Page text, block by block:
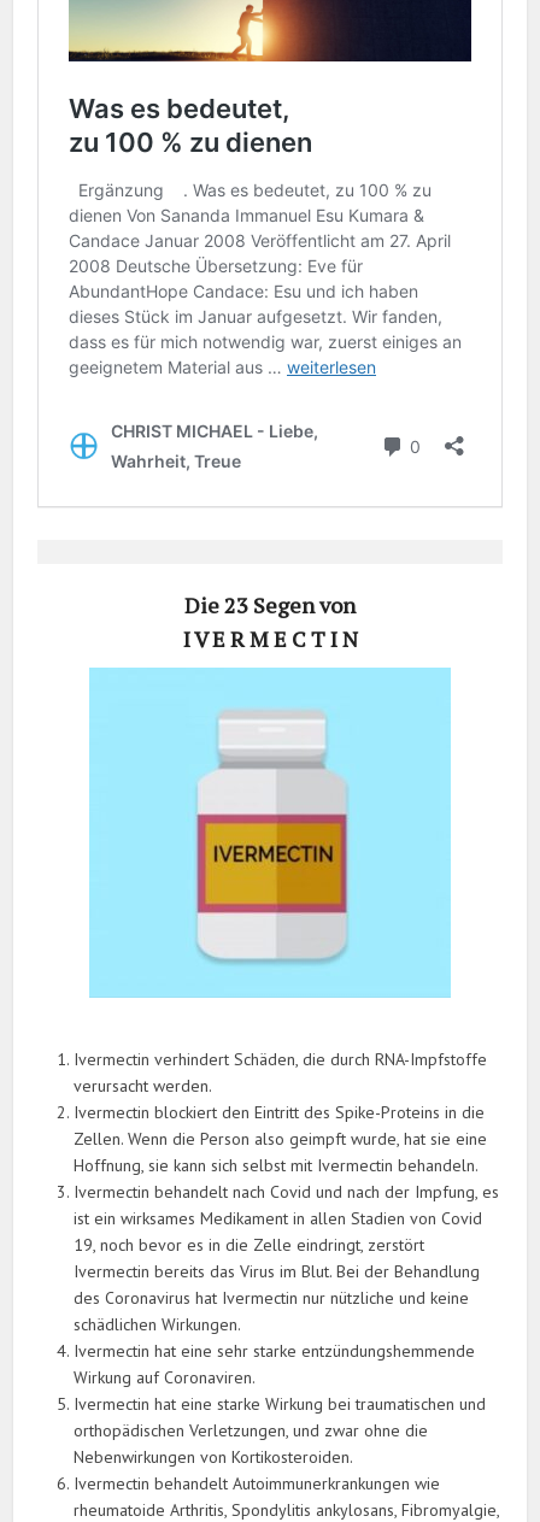
Die 23 Segen von
I V E R M E C T I N
Ivermectin verhindert Schäden, die durch RNA-Impfstoffe
verursacht werden.
Ivermectin blockiert den Eintritt des Spike-Proteins in die
Zellen. Wenn die Person also geimpft wurde, hat sie eine
Hoffnung, sie kann sich selbst mit Ivermectin behandeln.
Ivermectin behandelt nach Covid und nach der Impfung, es
ist ein wirksames Medikament in allen Stadien von Covid
19, noch bevor es in die Zelle eindringt, zerstört
Ivermectin bereits das Virus im Blut. Bei der Behandlung
des Coronavirus hat Ivermectin nur nützliche und keine
schädlichen Wirkungen.
Ivermectin hat eine sehr starke entzündungshemmende
Wirkung auf Coronaviren.
Ivermectin hat eine starke Wirkung bei traumatischen und
orthopädischen Verletzungen, und zwar ohne die
Nebenwirkungen von Kortikosteroiden.
Ivermectin behandelt Autoimmunerkrankungen wie
rheumatoide Arthritis, Spondylitis ankylosans, Fibromyalgie,